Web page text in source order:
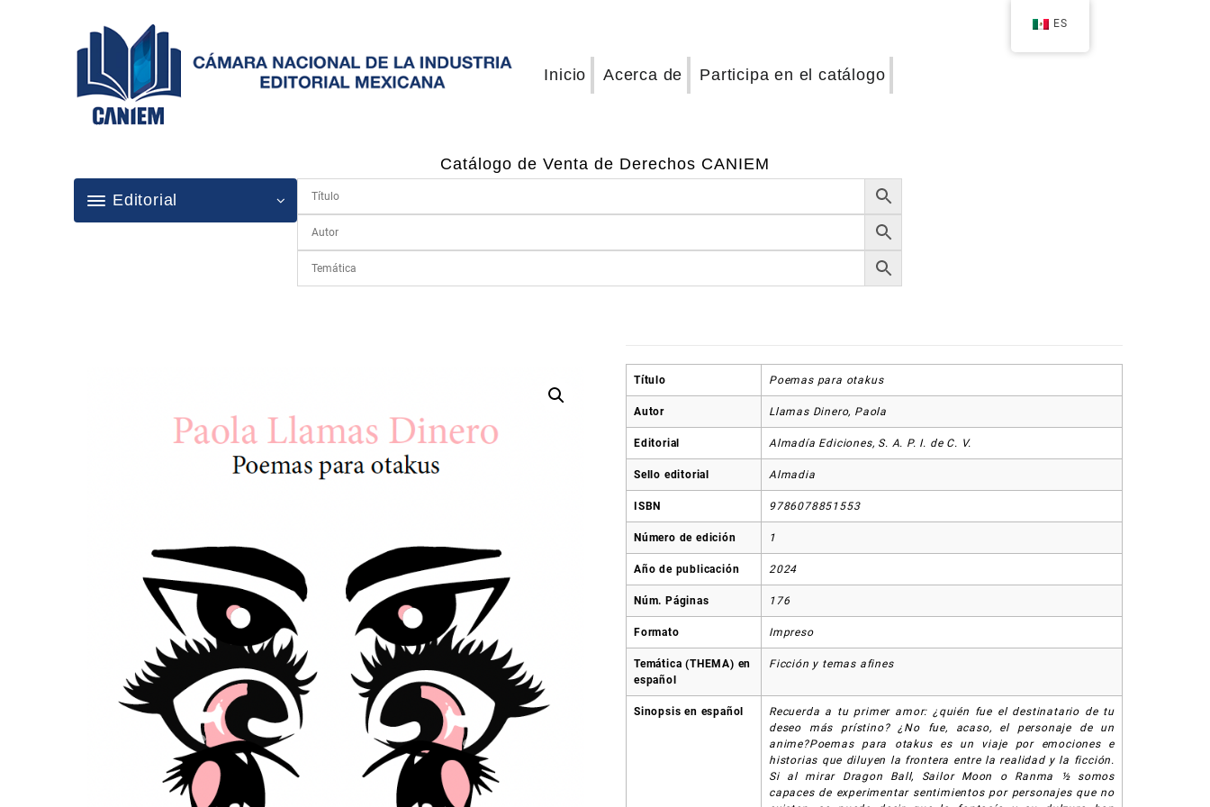
Inicio Acerca de Participa en el catálogo
Catálogo de Venta de Derechos CANIEM
Editorial
Título Poemas para otakus
Autor Llamas Dinero, Paola
Editorial Almadía Ediciones, S. A. P. I. de C. V.
Sello editorial Almadia
ISBN 9786078851553
Número de edición 1
Año de publicación 2024
Núm. Páginas 176
Formato Impreso
Temática (THEMA) en
español
Ficción y temas afines
Sinopsis en español
Recuerda a tu primer amor: ¿quién fue el destinatario de tu
deseo más prístino? ¿No fue, acaso, el personaje de un
anime?Poemas para otakus es un viaje por emociones e
historias que diluyen la frontera entre la realidad y la ficción.
Si al mirar Dragon Ball, Sailor Moon o Ranma ½ somos
capaces de experimentar sentimientos por personajes que no
ES